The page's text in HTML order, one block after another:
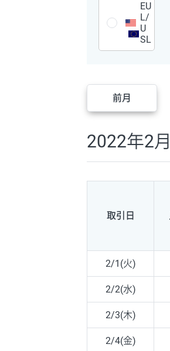
EU
L/
U
SL
前月
2022年2月
取引日
2/1(火)
2/2(水)
2/3(木)
2/4(金)